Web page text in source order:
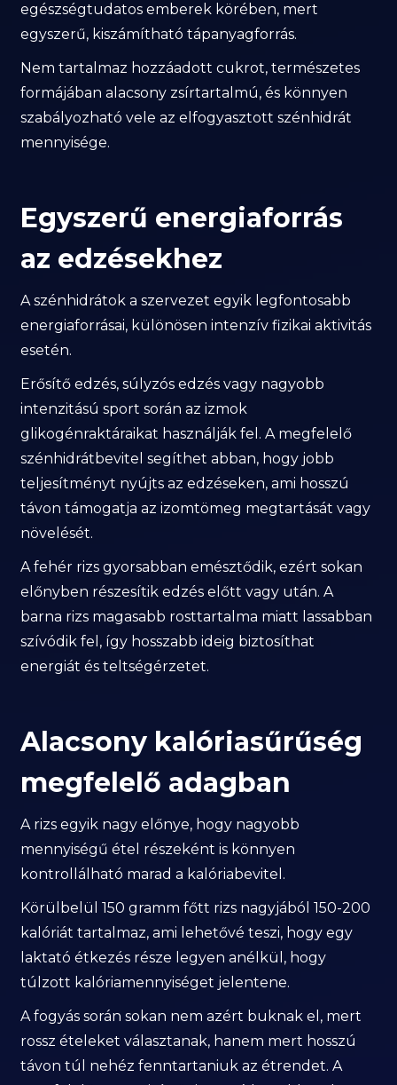
egészségtudatos emberek körében, mert
egyszerű, kiszámítható tápanyagforrás.
Nem tartalmaz hozzáadott cukrot, természetes
formájában alacsony zsírtartalmú, és könnyen
szabályozható vele az elfogyasztott szénhidrát
mennyisége.
Egyszerű energiaforrás
az edzésekhez
A szénhidrátok a szervezet egyik legfontosabb
energiaforrásai, különösen intenzív fizikai aktivitás
esetén.
Erősítő edzés, súlyzós edzés vagy nagyobb
intenzitású sport során az izmok
glikogénraktáraikat használják fel. A megfelelő
szénhidrátbevitel segíthet abban, hogy jobb
teljesítményt nyújts az edzéseken, ami hosszú
távon támogatja az izomtömeg megtartását vagy
növelését.
A fehér rizs gyorsabban emésztődik, ezért sokan
előnyben részesítik edzés előtt vagy után. A
barna rizs magasabb rosttartalma miatt lassabban
szívódik fel, így hosszabb ideig biztosíthat
energiát és teltségérzetet.
Alacsony kalóriasűrűség
megfelelő adagban
A rizs egyik nagy előnye, hogy nagyobb
mennyiségű étel részeként is könnyen
kontrollálható marad a kalóriabevitel.
Körülbelül 150 gramm főtt rizs nagyjából 150-200
kalóriát tartalmaz, ami lehetővé teszi, hogy egy
laktató étkezés része legyen anélkül, hogy
túlzott kalóriamennyiséget jelentene.
A fogyás során sokan nem azért buknak el, mert
rossz ételeket választanak, hanem mert hosszú
távon túl nehéz fenntartaniuk az étrendet. A